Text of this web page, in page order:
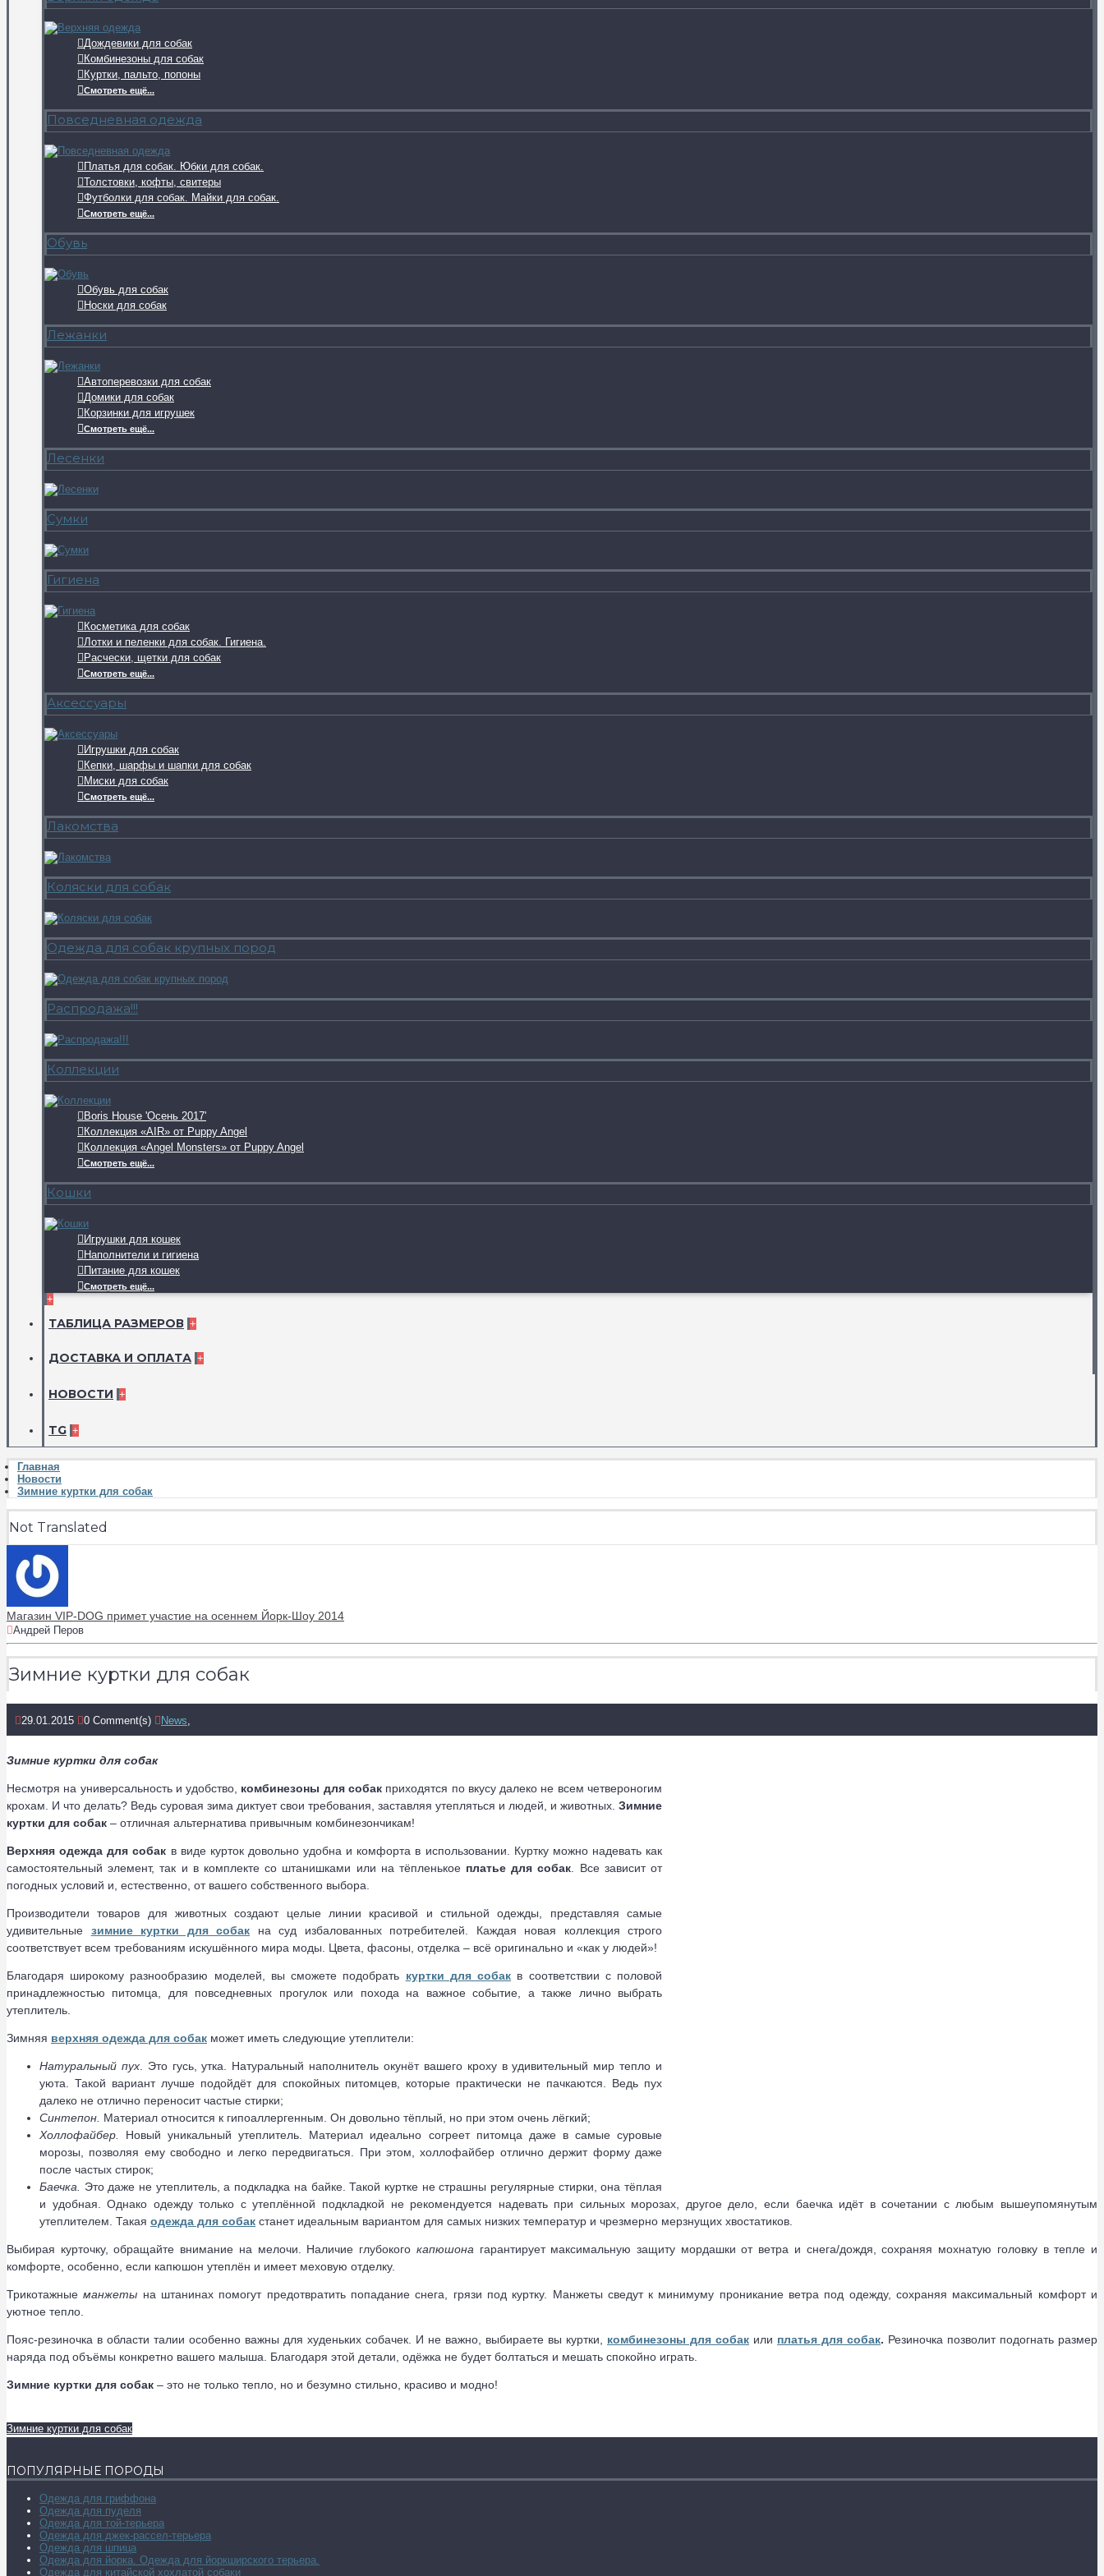
Дождевики для собак
Комбинезоны для собак
Куртки, пальто, попоны
Смотреть ещё...
Повседневная одежда
Платья для собак. Юбки для собак.
Толстовки, кофты, свитеры
Футболки для собак. Майки для собак.
Смотреть ещё...
Обувь
Обувь для собак
Носки для собак
Лежанки
Автоперевозки для собак
Домики для собак
Корзинки для игрушек
Смотреть ещё...
Лесенки
Сумки
Гигиена
Косметика для собак
Лотки и пеленки для собак. Гигиена.
Расчески, щетки для собак
Смотреть ещё...
Аксессуары
Игрушки для собак
Кепки, шарфы и шапки для собак
Миски для собак
Смотреть ещё...
Лакомства
Коляски для собак
Одежда для собак крупных пород
Распродажа!!!
Коллекции
Boris House 'Осень 2017'
Коллекция «AIR» от Puppy Angel
Коллекция «Angel Monsters» от Puppy Angel
Смотреть ещё...
Кошки
Игрушки для кошек
Наполнители и гигиена
Питание для кошек
Смотреть ещё...
+
ТАБЛИЦА РАЗМЕРОВ +
ДОСТАВКА И ОПЛАТА +
НОВОСТИ +
TG +
Главная
Новости
Зимние куртки для собак
Not Translated
Магазин VIP-DOG примет участие на осеннем Йорк-Шоу 2014
Андрей Перов
Зимние куртки для собак
29.01.2015 0 Comment(s) News
Зимние куртки для собак
Несмотря на универсальность и удобство, комбинезоны для собак приходятся по вкусу далеко не всем четвероногим
крохам. И что делать? Ведь суровая зима диктует свои требования, заставляя утепляться и людей, и животных. Зимние
куртки для собак – отличная альтернатива привычным комбинезончикам!
Верхняя одежда для собак в виде курток довольно удобна и комфорта в использовании. Куртку можно надевать как
самостоятельный элемент, так и в комплекте со штанишками или на тёпленькое платье для собак . Все зависит от
погодных условий и, естественно, от вашего собственного выбора.
Производители товаров для животных создают целые линии красивой и стильной одежды, представляя самые
удивительные зимние куртки для собак на суд избалованных потребителей. Каждая новая коллекция строго
соответствует всем требованиям искушённого мира моды. Цвета, фасоны, отделка – всё оригинально и «как у людей»!
Благодаря широкому разнообразию моделей, вы сможете подобрать куртки для собак в соответствии с половой
принадлежностью питомца, для повседневных прогулок или похода на важное событие, а также лично выбрать
утеплитель.
Зимняя верхняя одежда для собак может иметь следующие утеплители:
Натуральный пух. Это гусь, утка. Натуральный наполнитель окунёт вашего кроху в удивительный мир тепло и
уюта. Такой вариант лучше подойдёт для спокойных питомцев, которые практически не пачкаются. Ведь пух
далеко не отлично переносит частые стирки;
Синтепон. Материал относится к гипоаллергенным. Он довольно тёплый, но при этом очень лёгкий;
Холлофайбер.
Новый уникальный утеплитель. Материал идеально согреет питомца даже в самые суровые
морозы, позволяя ему свободно и легко передвигаться. При этом, холлофайбер отлично держит форму даже
после частых стирок;
Баечка. Это даже не утеплитель, а подкладка на байке. Такой куртке не страшны регулярные стирки, она тёплая
и удобная. Однако одежду только с утеплённой подкладкой не рекомендуется надевать при сильных морозах, другое дело, если баечка идёт в сочетании с любым вышеупомянутым
утеплителем. Такая одежда для собак станет идеальным вариантом для самых низких температур и чрезмерно мерзнущих хвостатиков.
Выбирая курточку, обращайте внимание на мелочи. Наличие глубокого капюшона гарантирует максимальную защиту мордашки от ветра и снега/дождя, сохраняя мохнатую головку в тепле и
комфорте, особенно, если капюшон утеплён и имеет меховую отделку.
Трикотажныеманжеты на штанинах помогут предотвратить попадание снега, грязи под куртку. Манжеты сведут к минимуму проникание ветра под одежду, сохраняя максимальный комфорт и
уютное тепло.
Пояс-резиночка в области талии особенно важны для худеньких собачек. И не важно, выбираете вы куртки, комбинезоны для собак или платья для собак. Резиночка позволит подогнать размер
наряда под объёмы конкретно вашего малыша. Благодаря этой детали, одёжка не будет болтаться и мешать спокойно играть.
Зимние куртки для собак – это не только тепло, но и безумно стильно, красиво и модно!
Зимние куртки для собак
ПОПУЛЯРНЫЕ ПОРОДЫ
Одежда для гриффона
Одежда для пуделя
Одежда для той-терьера
Одежда для джек-рассел-терьера
Одежда для шпица
Одежда для йорка. Одежда для йоркширского терьера.
Одежда для китайской хохлатой собаки